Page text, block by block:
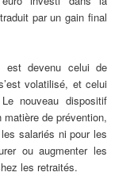
par un gain final
devenu celui de
volatilisé, et celui
nouveau dispositif
de prévention,
salariés ni pour les
ou augmenter les
les retraités.